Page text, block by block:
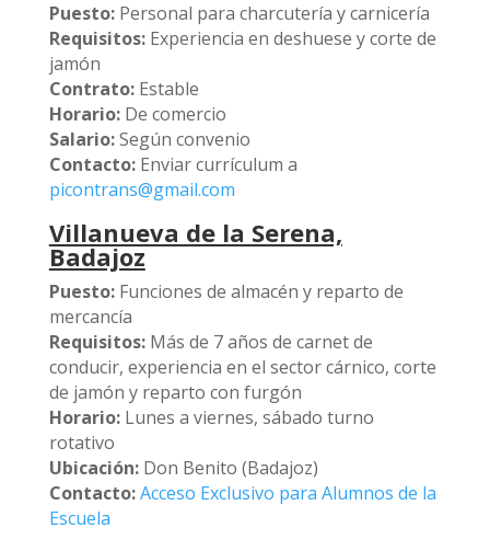
Puesto:Personal para charcutería y carnicería
Requisitos:Experiencia en deshuese y corte de
jamón
Contrato:Estable
Horario:De comercio
Salario:Según convenio
Contacto:Enviar currículum a
picontrans@gmail.com
Villanueva de la Serena,
Badajoz
Puesto:Funciones de almacén y reparto de
mercancía
Requisitos:Más de 7 años de carnet de
conducir, experiencia en el sector cárnico, corte
de jamón y reparto con furgón
Horario:Lunes a viernes, sábado turno
rotativo
Ubicación:Don Benito (Badajoz)
Contacto:Acceso Exclusivo para Alumnos de la
Escuela